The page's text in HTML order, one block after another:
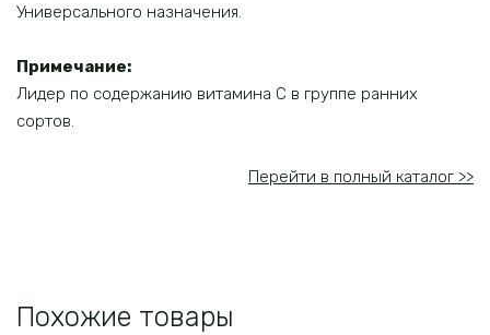
Универсального назначения.
Примечание:
Лидер по содержанию витамина С в группе ранних
сортов.
Перейти в полный каталог >>
Похожие товары